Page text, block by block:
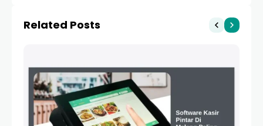
Related Posts